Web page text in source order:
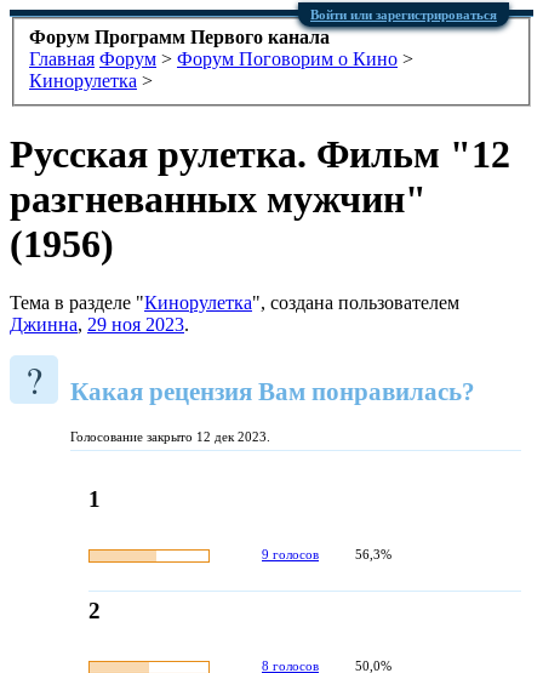
Войти или зарегистрироваться
Форум Программ Первого канала
Главная Форум > Форум Поговорим о Кино >
Кинорулетка >
Русская рулетка. Фильм "12
разгневанных мужчин"
(1956)
Тема в разделе "Кинорулетка", создана пользователем
Джинна, 29 ноя 2023.
? Какая рецензия Вам понравилась?
Голосование закрыто 12 дек 2023.
1
9 голосов 56,3%
2
8 голосов 50,0%